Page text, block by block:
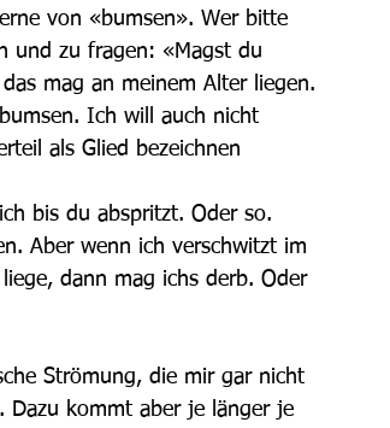
von «bumsen». Wer bitte
und zu fragen: «Magst du
mag an meinem Alter liegen.
Ich will auch nicht
als Glied bezeichnen
bis du abspritzt. Oder so.
Aber wenn ich verschwitzt im
dann mag ichs derb. Oder
Strömung, die mir gar nicht
Dazu kommt aber je länger je